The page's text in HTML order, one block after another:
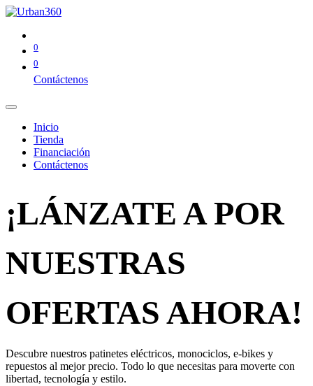
0
0
Contáctenos
Inicio
Tienda
Financiación
Contáctenos
¡LÁNZATE A POR
NUESTRAS
OFERTAS AHORA!
Descubre nuestros patinetes eléctricos, monociclos, e-bikes y
repuestos al mejor precio. Todo lo que necesitas para moverte con
libertad, tecnología y estilo.